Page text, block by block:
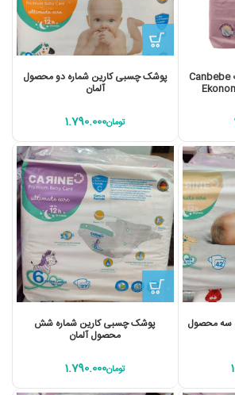
پوشک بچه برند جان ب ب Canbebe پوشک چسبی کارین شماره دو محصول
آلمان
تومان1.790.000
سه محصول پوشک چسبی کارین شماره شش
محصول آلمان
تومان1.790.000